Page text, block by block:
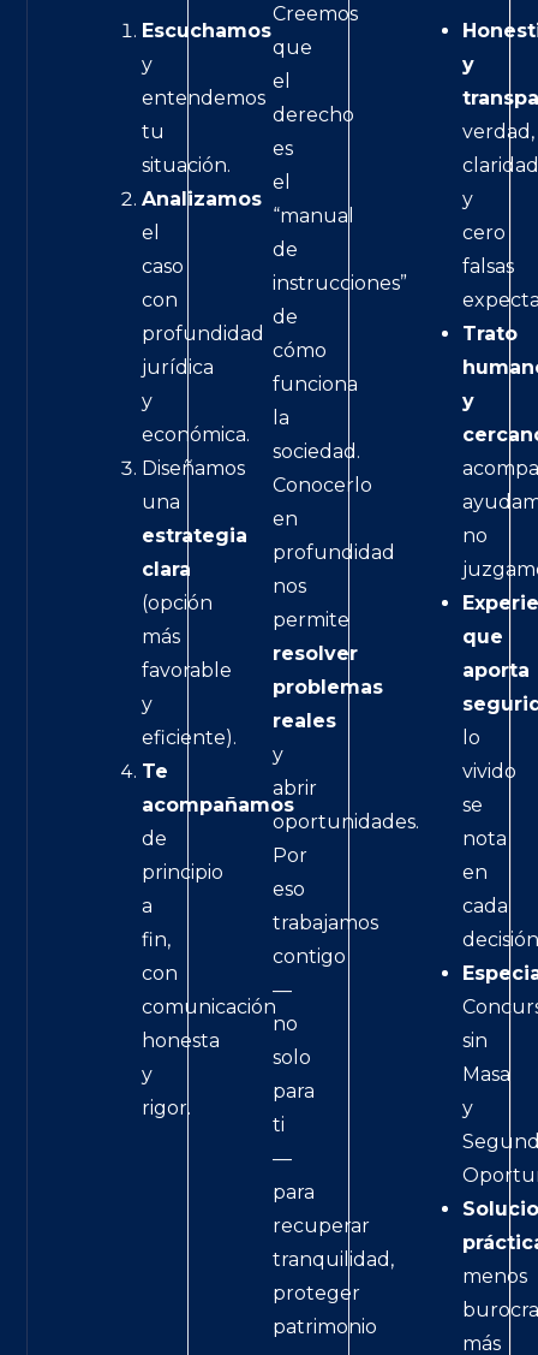
Escuchamos
y
entendemos
tu
situación.
Analizamos
el
caso
con
profundidad
jurídica
y
económica.
Diseñamos
una
estrategia
clara
(opción
más
favorable
y
eficiente).
Te
acompañamos
de
principio
a
fin,
con
comunicación
honesta
y
rigor.
Creemos
que
el
derecho
es
el
“manual
de
instrucciones”
de
cómo
funciona
la
sociedad.
Conocerlo
en
profundidad
nos
permite
resolver
problemas
reales
y
abrir
oportunidades.
Por
eso
trabajamos
contigo
—
no
solo
para
ti
—
para
recuperar
tranquilidad,
proteger
patrimonio
y
verdad,
claridad
y
cero
falsas
Trato
y
no
que
aporta
lo
vivido
se
nota
en
cada
sin
Masa
y
menos
más